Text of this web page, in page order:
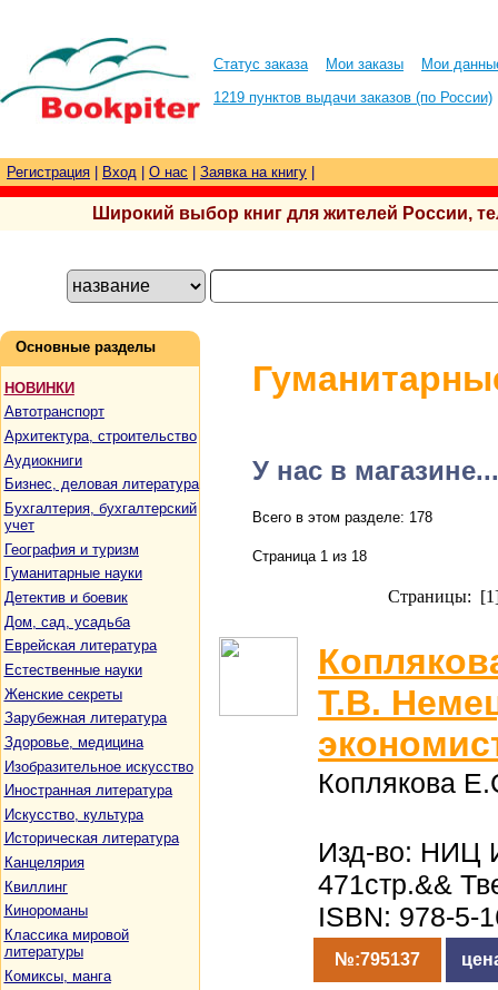
Статус заказа Мои заказы
Мои
1219 пунктов выдачи заказов (по России)
Регистрация Вход О нас Заявка на книгу
Широкий выбор книг для жителей России,
Основные разделы
НОВИНКИ
Автотранспорт
Архитектура, строительство
Аудиокниги
Бизнес, деловая литература
Бухгалтерия, бухгалтерский
учет
География и туризм
Гуманитарные науки
Детектив и боевик
Дом, сад, усадьба
Еврейская литература
Естественные науки
Женские секреты
Зарубежная литература
Здоровье, медицина
Изобразительное искусство
Иностранная литература
Искусство, культура
Историческая литература
Канцелярия
Квиллинг
Кинороманы
Классика мировой
литературы
Комиксы, манга
У нас в магазине...
Всего в этом разделе: 178
Страница 1 из 18
Страницы:
Т.В.
Коплякова
Изд-во: НИЦ
471стр.&&
ISBN: 978-5-
№:795137